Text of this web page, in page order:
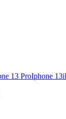
13 ProIphone 13